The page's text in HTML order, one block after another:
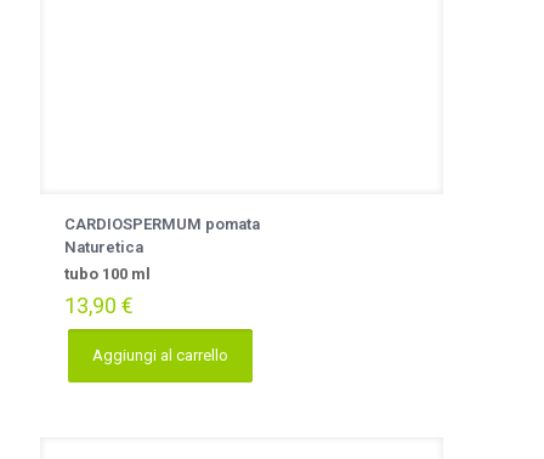
CARDIOSPERMUM pomata
Naturetica
tubo 100 ml
13,90 €
Aggiungi al carrello